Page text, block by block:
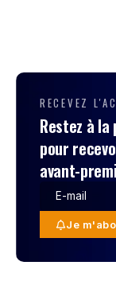
RECEVEZ
Restez à
pour
avant-
Je